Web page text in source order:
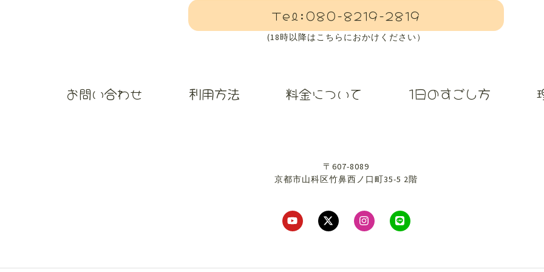
Tel:080-8219-2819
(18時以降はこちらにおかけください）
お問い合わせ 利用方法 料金について 1日のすごし方
〒607-8089
京都市山科区竹鼻西ノ口町35-5 2階